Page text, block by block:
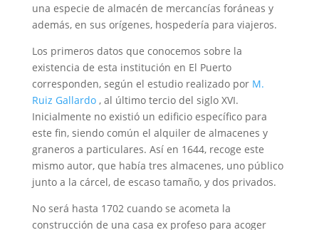
una especie de almacén de mercancías foráneas y
además, en sus orígenes, hospedería para viajeros.
Los primeros datos que conocemos sobre la
existencia de esta institución en El Puerto
corresponden, según el estudio realizado por M.
Ruiz Gallardo , al último tercio del siglo XVI.
Inicialmente no existió un edificio específico para
este fin, siendo común el alquiler de almacenes y
graneros a particulares. Así en 1644, recoge este
mismo autor, que había tres almacenes, uno público
junto a la cárcel, de escaso tamaño, y dos privados.
No será hasta 1702 cuando se acometa la
construcción de una casa ex profeso para acoger